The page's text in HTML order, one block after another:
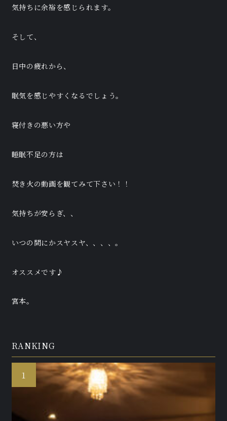
気持ちに余裕を感じられます。
そして、
日中の疲れから、
眠気を感じやすくなるでしょう。
寝付きの悪い方や
睡眠不足の方は
焚き火の動画を観てみて下さい！！
気持ちが安らぎ、、
いつの間にかスヤスヤ、、、、。
オススメです♪
宮本。
RANKING